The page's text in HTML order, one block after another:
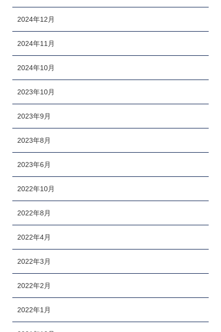
2024年12月
2024年11月
2024年10月
2023年10月
2023年9月
2023年8月
2023年6月
2022年10月
2022年8月
2022年4月
2022年3月
2022年2月
2022年1月